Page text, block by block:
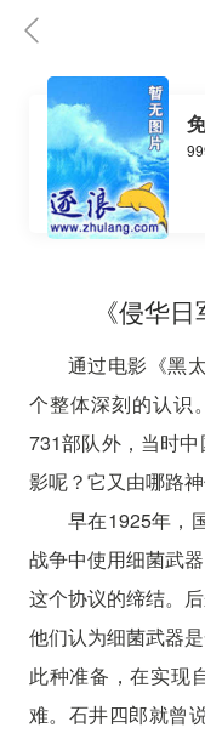
《侵华
通过电影《黑
个整体深刻的认识
731部队外，当时
影呢？它又由哪路
早在1925年，
战争中使用细菌武
这个协议的缔结。
他们认为细菌武器
此种准备，在实现
难。石井四郎就曾